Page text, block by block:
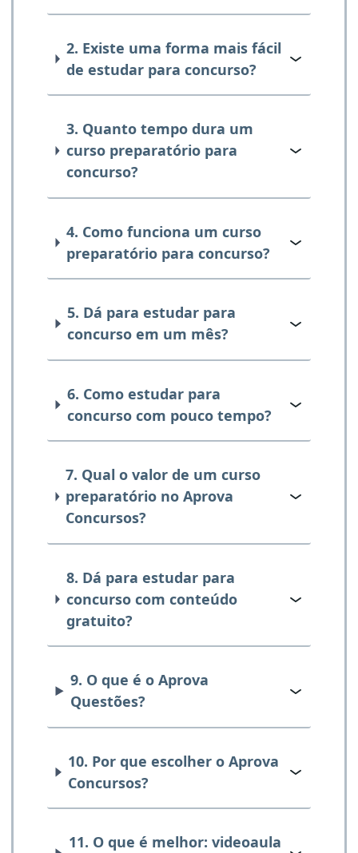
2. Existe uma forma mais fácil
de estudar para concurso?
3. Quanto tempo dura um
curso preparatório para
concurso?
4. Como funciona um curso
preparatório para concurso?
5. Dá para estudar para
concurso em um mês?
6. Como estudar para
concurso com pouco tempo?
7. Qual o valor de um curso
preparatório no Aprova
Concursos?
8. Dá para estudar para
concurso com conteúdo
gratuito?
9. O que é o Aprova
Questões?
10. Por que escolher o Aprova
Concursos?
11. O que é melhor: videoaula